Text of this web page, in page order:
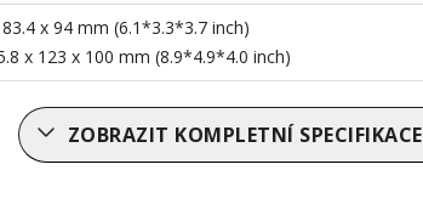
x 94 mm (6.1*3.3*3.7 inch)
x 123 x 100 mm (8.9*4.9*4.0 inch)
ZOBRAZIT KOMPLETNÍ SPECIFIKACE